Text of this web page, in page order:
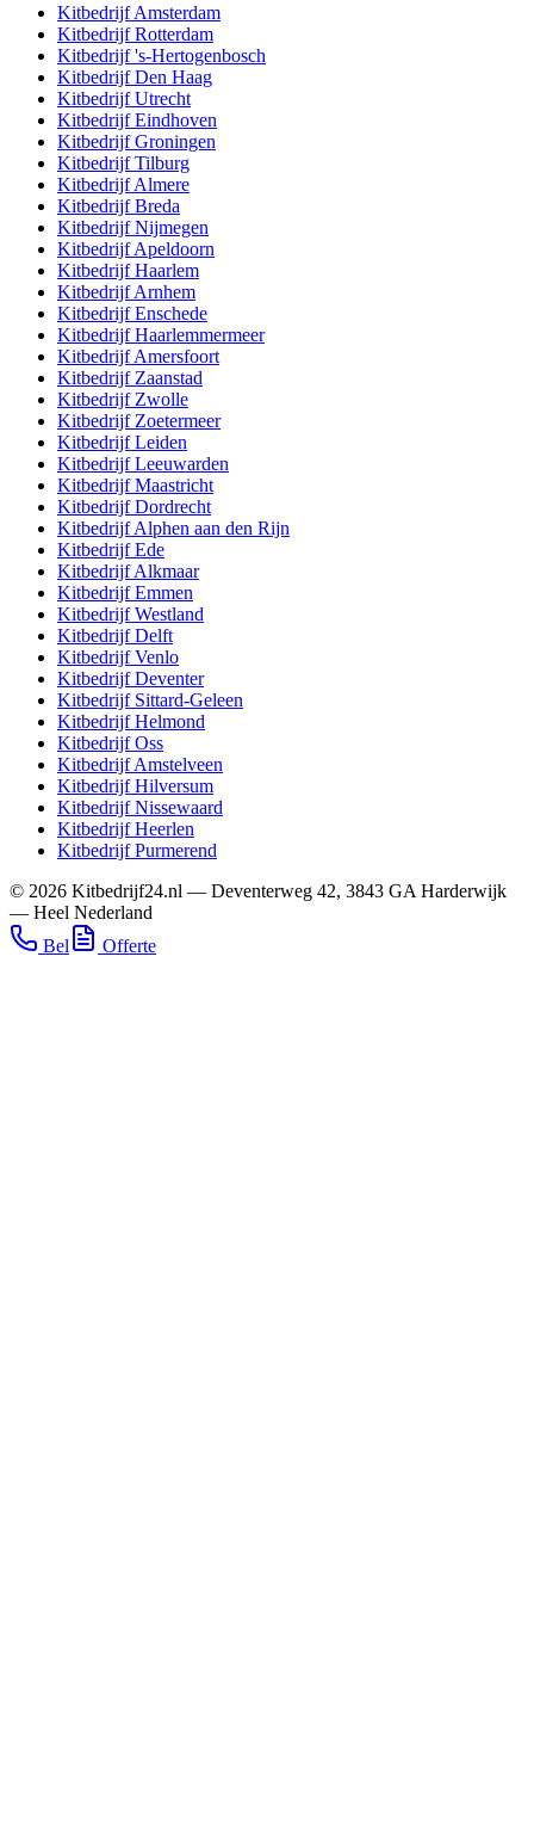
KitbedrijfAmsterdam
KitbedrijfRotterdam
Kitbedrijf's-Hertogenbosch
KitbedrijfDen Haag
KitbedrijfUtrecht
KitbedrijfEindhoven
KitbedrijfGroningen
KitbedrijfTilburg
KitbedrijfAlmere
KitbedrijfBreda
KitbedrijfNijmegen
KitbedrijfApeldoorn
KitbedrijfHaarlem
KitbedrijfArnhem
KitbedrijfEnschede
KitbedrijfHaarlemmermeer
KitbedrijfAmersfoort
Kitbedrijf Zaanstad
Kitbedrijf Zwolle
Kitbedrijf Zoetermeer
KitbedrijfLeiden
KitbedrijfLeeuwarden
KitbedrijfMaastricht
KitbedrijfDordrecht
KitbedrijfAlphen aan den Rijn
KitbedrijfEde
KitbedrijfAlkmaar
KitbedrijfEmmen
KitbedrijfWestland
KitbedrijfDelft
KitbedrijfVenlo
KitbedrijfDeventer
Kitbedrijf Sittard-Geleen
KitbedrijfHelmond
KitbedrijfOss
KitbedrijfAmstelveen
KitbedrijfHilversum
KitbedrijfNissewaard
KitbedrijfHeerlen
KitbedrijfPurmerend
© 2026 Kitbedrijf24.nl — Deventerweg 42, 3843 GA Harderwijk
— Heel Nederland
Bel
Offerte